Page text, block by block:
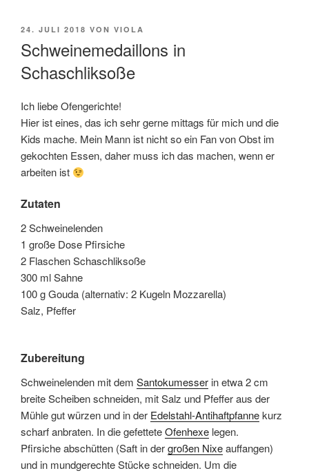
VERÖFFENTLICHT
24. JULI 2018 VON VIOLA
Schweinemedaillons in
Schaschliksoße
Ich liebe Ofengerichte!
Hier ist eines, das ich sehr gerne mittags für mich und die
Kids mache. Mein Mann ist nicht so ein Fan von Obst im
gekochten Essen, daher muss ich das machen, wenn er
arbeiten ist
Zutaten
2 Schweinelenden
1 große Dose Pfirsiche
2 Flaschen Schaschliksoße
300 ml Sahne
100 g Gouda (alternativ: 2 Kugeln Mozzarella)
Salz, Pfeffer
Zubereitung
Schweinelenden mit dem Santokumesser in etwa 2 cm
breite Scheiben schneiden, mit Salz und Pfeffer aus der
Mühle gut würzen und in der Edelstahl-Antihaftpfannekurz
scharf anbraten. In die gefetteteOfenhexe legen.
Pfirsiche abschütten (Saft in dergroßen Nixeauffangen)
und in mundgerechte Stücke schneiden. Um die